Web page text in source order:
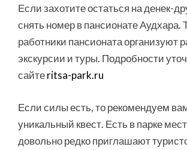
Если захотите остаться на денек-
снять номер в пансионате Аудхара.
работники пансионата организуют
экскурсии и туры. Подробности
сайтеritsa-park.ru
Если силы есть, то рекомендуем
уникальный квест. Есть в парке
довольно редко приглашают